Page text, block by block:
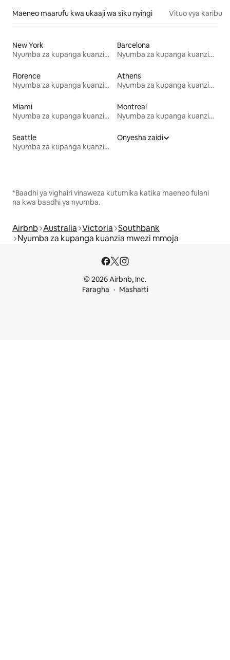
Maeneo maarufu kwa ukaaji wa siku nyingi Vituo vya karibu
New York
Nyumba za kupanga kuanzia mwezi mmoja
Barcelona
Nyumba za kupanga kuanzia mwezi mmoja
Florence
Nyumba za kupanga kuanzia mwezi mmoja
Athens
Nyumba za kupanga kuanzia mwezi mmoja
Miami
Nyumba za kupanga kuanzia mwezi mmoja
Montreal
Nyumba za kupanga kuanzia mwezi mmoja
Seattle
Nyumba za kupanga kuanzia mwezi mmoja
Onyesha zaidi
*Baadhi ya vighairi vinaweza kutumika katika maeneo fulani
na kwa baadhi ya nyumba.
Airbnb Australia Victoria Southbank
Nyumba za kupanga kuanzia mwezi mmoja
© 2026 Airbnb, Inc.
Faragha
Masharti